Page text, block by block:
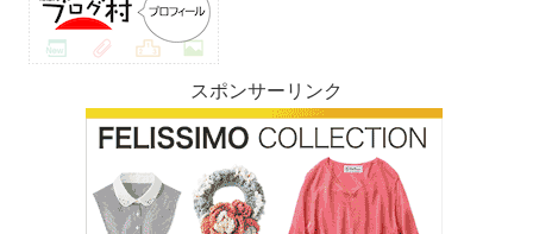
スポンサーリンク